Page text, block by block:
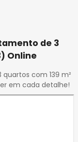
de 3
Online
com 139 m²
em cada detalhe!